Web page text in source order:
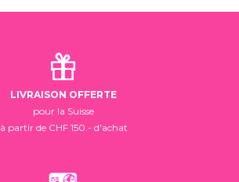
LIVRAISON OFFERTE
pour la Suisse
à partir de CHF 150.- d'achat